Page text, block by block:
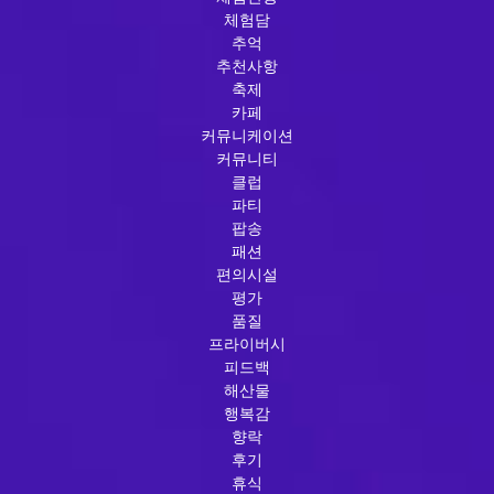
체험담
추억
추천사항
축제
카페
커뮤니케이션
커뮤니티
클럽
파티
팝송
패션
편의시설
평가
품질
프라이버시
피드백
해산물
행복감
향락
후기
휴식